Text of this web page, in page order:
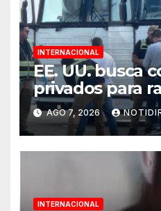
INTERNACIONAL
EE. UU. busca
privados para
cobrar multas a
deportados en
Centroamérica
AGO 7, 2026
INTERNACIONAL